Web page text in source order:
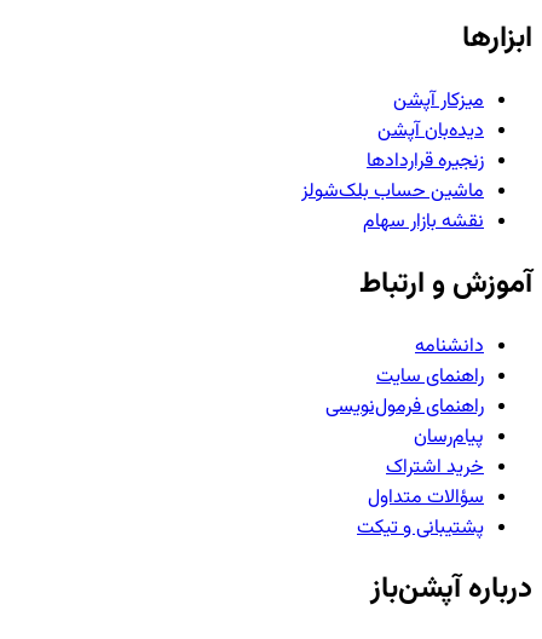
ابزارها
میزکار آپشن
دیده‌بان آپشن
زنجیره قراردادها
ماشین حساب بلک‌شولز
نقشه بازار سهام
آموزش و ارتباط
دانشنامه
راهنمای سایت
راهنمای فرمول‌نویسی
پیام‌رسان
خرید اشتراک
سؤالات متداول
پشتیبانی و تیکت
درباره آپشن‌باز